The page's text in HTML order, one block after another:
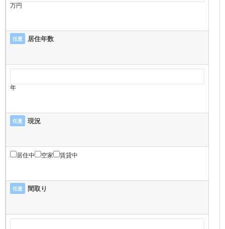
万円
任意 居住年数
年
任意 現況
居住中 空家 賃貸中
任意 間取り